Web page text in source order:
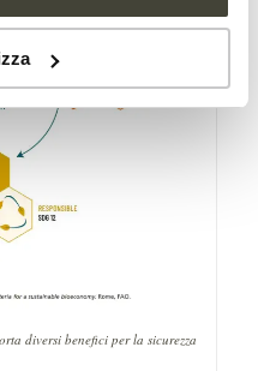
diversi benefici per la sicurezza